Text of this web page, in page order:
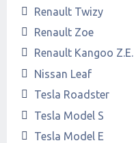
Renault Twizy
Renault Zoe
Renault Kangoo Z.E.
Nissan Leaf
Tesla Roadster
Tesla Model S
Tesla Model E